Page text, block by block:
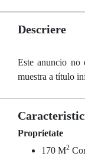
Descriere
Este anuncio no
muestra a título
Proprietate
170 M2